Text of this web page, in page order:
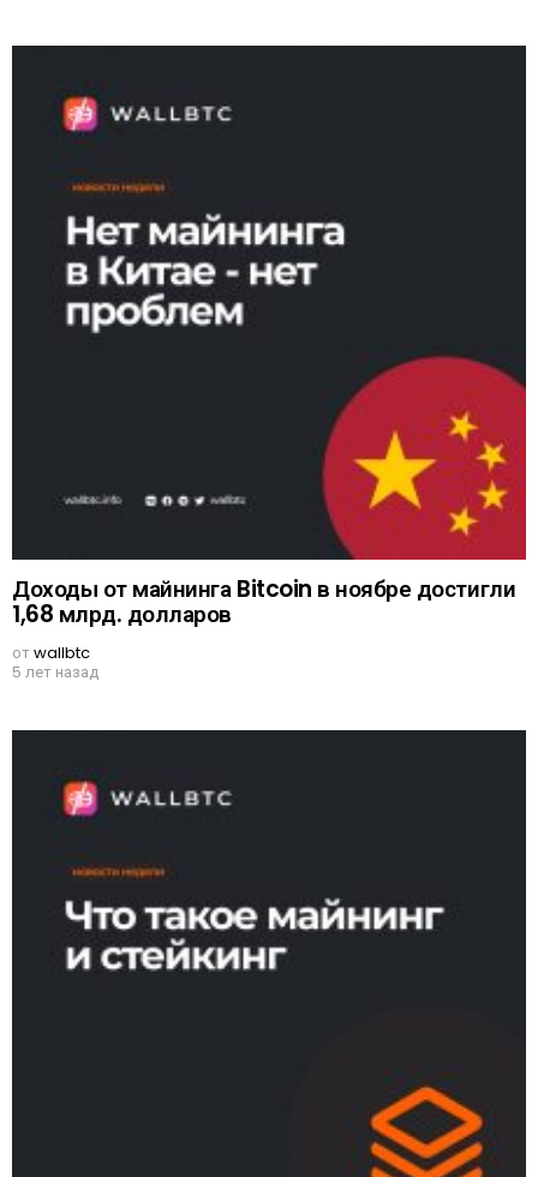
Доходы от майнинга Bitcoin в ноябре достигли
1,68 млрд. долларов
отwallbtc
5 лет назад